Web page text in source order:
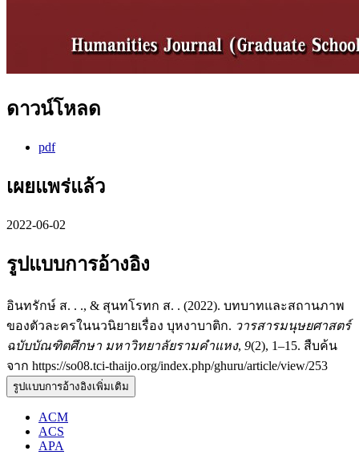
ดาวน์โหลด
pdf
เผยแพร่แล้ว
2022-06-02
รูปแบบการอ้างอิง
อินทรักษ์ ส. . ., & สุนทโรทก ส. . (2022). บทบาทและสถานภาพ
ของตัวละครในนวนิยายเรื่อง บุหงาบาติก. วารสารมนุษยศาสตร์
ฉบับบัณฑิตศึกษา มหาวิทยาลัยรามคำแหง, 9(2), 1–15. สืบค้น
จาก https://so08.tci-thaijo.org/index.php/ghuru/article/view/253
รูปแบบการอ้างอิงเพิ่มเติม
ACM
ACS
APA